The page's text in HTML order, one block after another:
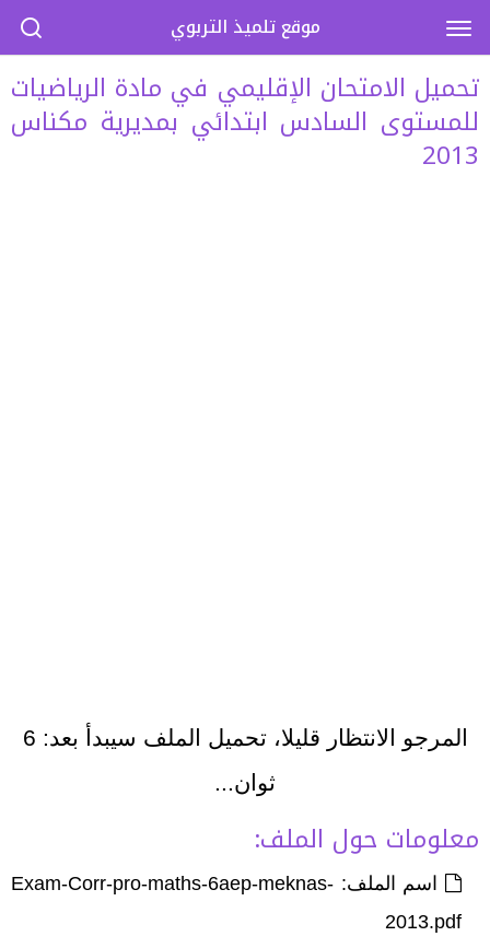
تحميل الامتحان الإقليمي في مادة الرياضيات
للمستوى السادس ابتدائي بمديرية مكناس
2013
المرجو الانتظار قليلا، تحميل الملف سيبدأ بعد: 6
ثوان...
معلومات حول الملف:
اسم الملف: Exam-Corr-pro-maths-6aep-meknas-
2013.pdf
موقع تلميذ التربوي